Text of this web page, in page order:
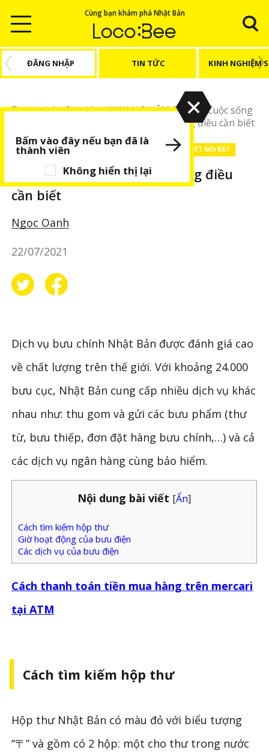
Cùng bạn khám phá Nhật Bản
ĐĂNG NHẬP TIN TỨC KINH NGHIỆM
Trang chủ/Bài viết/KINH NGHIỆM SỐNG/ Cuộc sống
Bưu chính Nhật Bản và những điều cần biết
KINH NGHIỆM SỐNG Cuộc sống Nhật Bản BÀI VIẾT NỔI BẬT
Bưu chính Nhật Bản và những điều
cần biết
Ngọc Oanh
22/07/2021
Dịch vụ bưu chính Nhật Bản được đánh giá cao
về chất lượng trên thế giới. Với khoảng 24.000
bưu cục, Nhật Bản cung cấp nhiều dịch vụ khác
nhau như: thu gom và gửi các bưu phẩm (thư
từ, bưu thiếp, đơn đặt hàng bưu chính,…) và cả
các dịch vụ ngân hàng cùng bảo hiểm.
Nội dung bài viết [Ẩn]
Cách tìm kiếm hộp thư
Giờ hoạt động của bưu điện
Các dịch vụ của bưu điện
Cách thanh toán tiền mua hàng trên mercari
tại ATM
Cách tìm kiếm hộp thư
Hộp thư Nhật Bản có màu đỏ với biểu tượng
“〒” và gồm có 2 hộp: một cho thư trong nước
Không hiển thị lại
Bấm vào đây nếu bạn đã là
thành viên